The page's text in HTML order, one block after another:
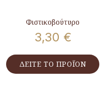
Φιστικοβούτυρο
3,30 €
ΔΕΙΤΕ ΤΟ ΠΡΟΪΟΝ